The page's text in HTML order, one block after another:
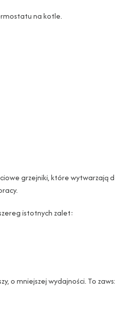
na kotle.
grzejniki, które wytwarzają
istotnych zalet:
o mniejszej wydajności. To